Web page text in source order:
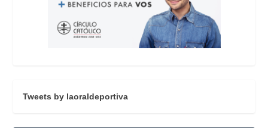
Tweets by laoraldeportiva